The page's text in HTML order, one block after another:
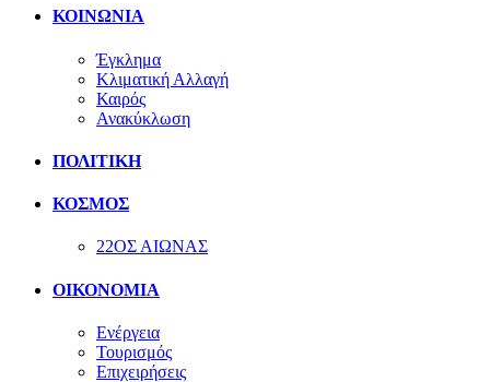
ΚΟΙΝΩΝΙΑ
Έγκλημα
Κλιματική Αλλαγή
Καιρός
Ανακύκλωση
ΠΟΛΙΤΙΚΗ
ΚΟΣΜΟΣ
22ΟΣ ΑΙΩΝΑΣ
ΟΙΚΟΝΟΜΙΑ
Ενέργεια
Τουρισμός
Επιχειρήσεις